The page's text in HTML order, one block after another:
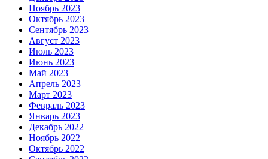
Ноябрь 2023
Октябрь 2023
Сентябрь 2023
Август 2023
Июль 2023
Июнь 2023
Май 2023
Апрель 2023
Март 2023
Февраль 2023
Январь 2023
Декабрь 2022
Ноябрь 2022
Октябрь 2022